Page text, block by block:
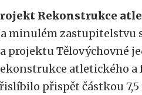
Rekonstrukce
minulém zastupitelstvu
projektu Tělovýchovné
atletického a
přispět částkou